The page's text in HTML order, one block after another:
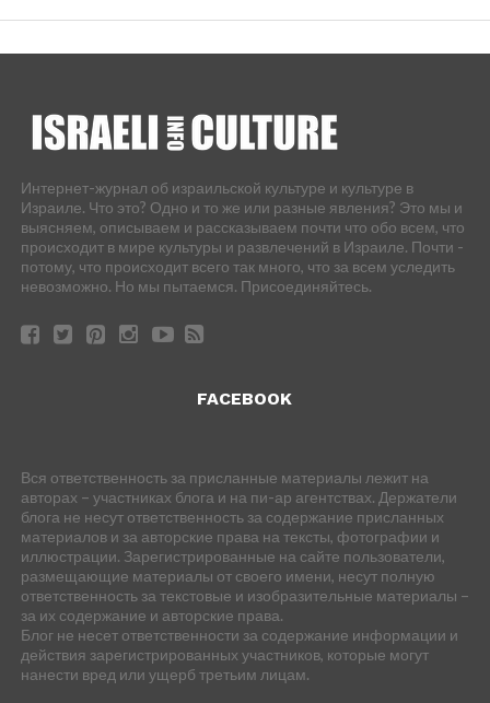
Интернет-журнал об израильской культуре и культуре в
Израиле. Что это? Одно и то же или разные явления? Это мы и
выясняем, описываем и рассказываем почти что обо всем, что
происходит в мире культуры и развлечений в Израиле. Почти -
потому, что происходит всего так много, что за всем уследить
невозможно. Но мы пытаемся. Присоединяйтесь.
FACEBOOK
Вся ответственность за присланные материалы лежит на
авторах – участниках блога и на пи-ар агентствах. Держатели
блога не несут ответственность за содержание присланных
материалов и за авторские права на тексты, фотографии и
иллюстрации. Зарегистрированные на сайте пользователи,
размещающие материалы от своего имени, несут полную
ответственность за текстовые и изобразительные материалы –
за их содержание и авторские права.
Блог не несет ответственности за содержание информации и
действия зарегистрированных участников, которые могут
нанести вред или ущерб третьим лицам.